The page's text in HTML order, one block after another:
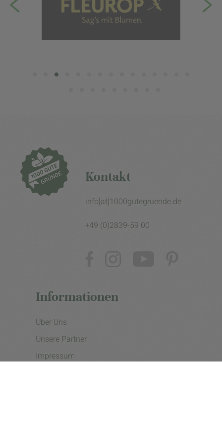
Kontakt
info[at]1000gutegruende.de
+49 (0)2839-59 00
Informationen
Über Uns
Unsere Partner
Impressum